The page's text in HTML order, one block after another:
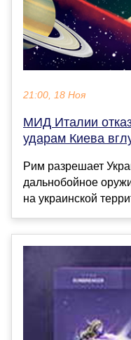
21:00, 18 Ноя
МИД Италии
ударам Киева
Рим разрешает
дальнобойное
на украинской